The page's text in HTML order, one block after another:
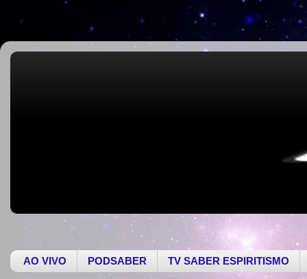
AO VIVO PODSABER TV SABER ESPIRITISMO